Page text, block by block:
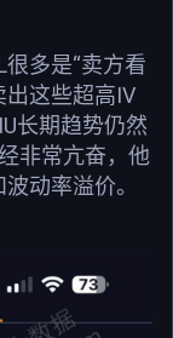
多是“卖方看
出这些超高IV
长期趋势仍然
非常亢奋，他
动率溢价。